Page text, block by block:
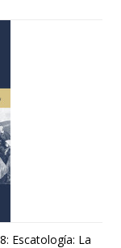
Escatología: La